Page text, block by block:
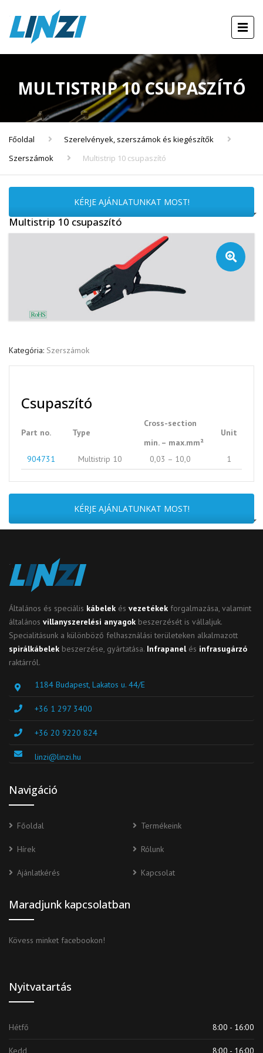
MULTISTRIP 10 CSUPASZÍTÓ
Főoldal
Szerelvények, szerszámok és kiegészítők
Szerszámok
Multistrip 10 csupaszító
KÉRJE AJÁNLATUNKAT MOST!
Multistrip 10 csupaszító
🔍
Kategória: Szerszámok
Csupaszító
Part no. Type
Cross-section
min. – max.mm²
Unit
904731 Multistrip 10 0,03 – 10,0 1
KÉRJE AJÁNLATUNKAT MOST!
Általános és speciális kábelek és vezetékek forgalmazása, valamint
általános villanyszerelési anyagok beszerzését is vállaljuk.
Specialitásunk a különböző felhasználási területeken alkalmazott
spirálkábelek beszerzése, gyártatása. Infrapanel és infrasugárzó
raktárról.
1184 Budapest, Lakatos u. 44/E
+36 1 297 3400
+36 20 9220 824
linzi@linzi.hu
Navigáció
Főoldal Termékeink
Hírek Rólunk
Ajánlatkérés Kapcsolat
Maradjunk kapcsolatban
Kövess minket facebookon!
Nyitvatartás
Hétfő 8:00 - 16:00
Kedd 8:00 - 16:00